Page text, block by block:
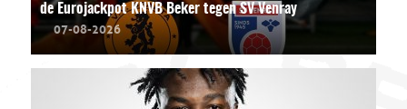
de Eurojackpot KNVB Beker tegen SV Venray
07-08-2026